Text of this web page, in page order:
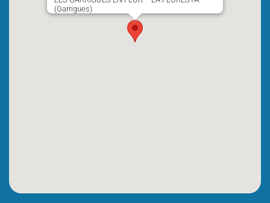
(Garrigues)